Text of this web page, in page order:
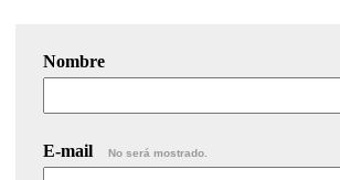
Nombre
E-mail No será mostrado.